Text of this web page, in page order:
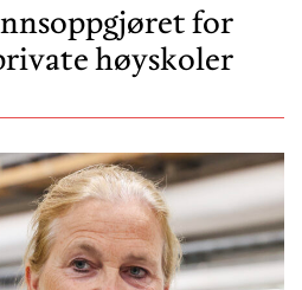
for
høyskoler